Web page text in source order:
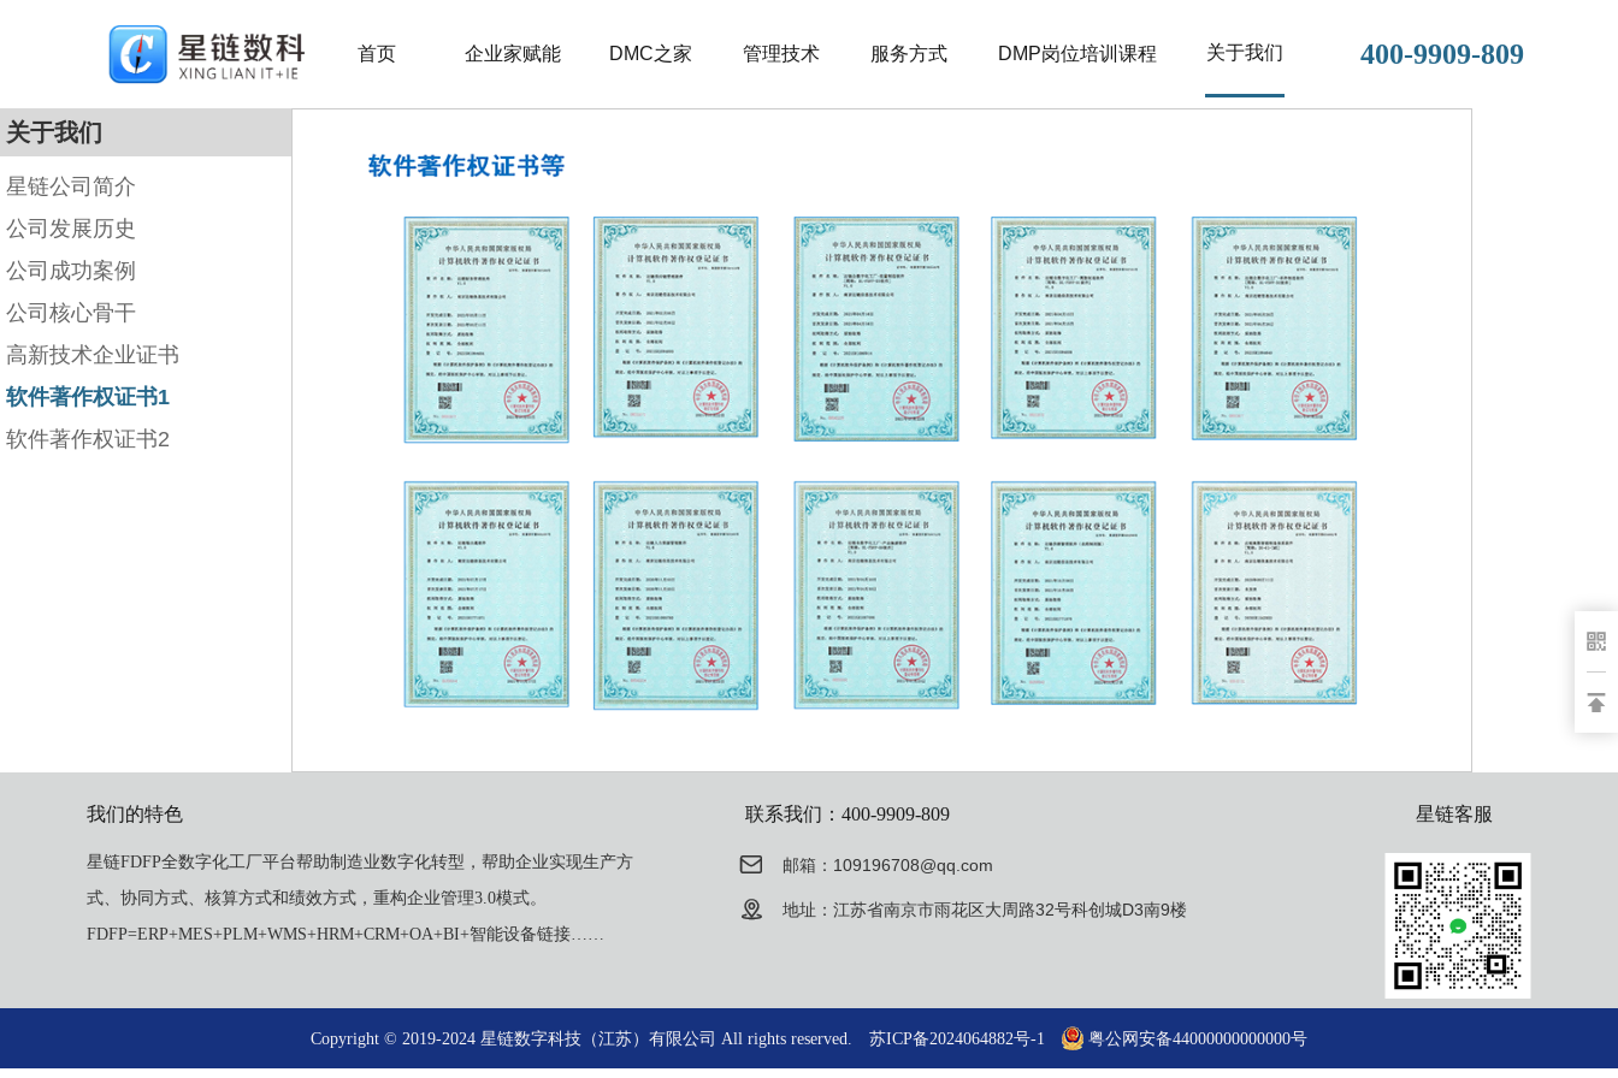
400-9909-809
首页 企业家赋能 DMC之家 管理技术 服务方式 DMP岗位培训课程 关于我们
星链公司简介
公司发展历史
公司成功案例
公司核心骨干
高新技术企业证书
软件著作权证书1
软件著作权证书2
关于我们
Copyright © 2019-2024 星链数字科技（江苏）有限公司 All rights reserved. 苏ICP备2024064882号-1 粤公网安备44000000000000号
星链FDFP全数字化工厂平台帮助制造业数字化转型，帮助企业实现生产方
式、协同方式、核算方式和绩效方式，重构企业管理3.0模式。
FDFP=ERP+MES+PLM+WMS+HRM+CRM+OA+BI+智能设备链接……
我们的特色 星链客服
 邮箱：109196708@qq.com
 地址：江苏省南京市雨花区大周路32号科创城D3南9楼
联系我们：400-9909-809